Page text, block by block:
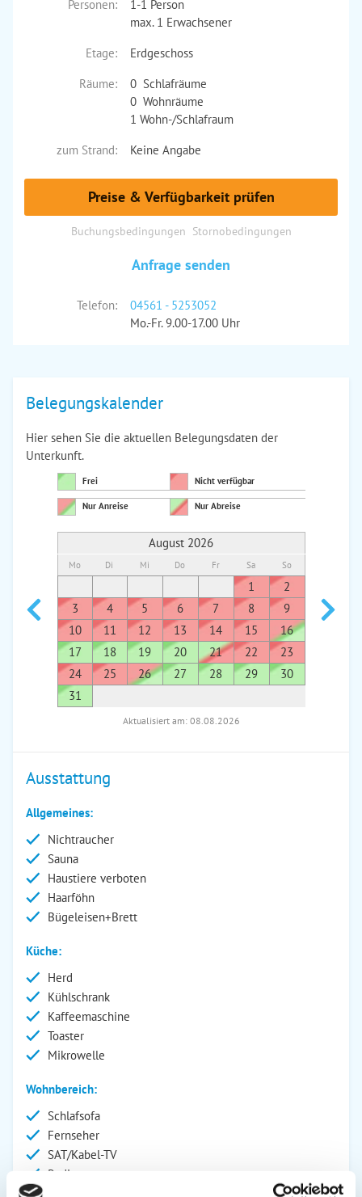
Personen:
1-1 Person
max. 1 Erwachsener
Etage:
Erdgeschoss
Räume:
0 Schlafräume
0 Wohnräume
1 Wohn-/Schlafraum
zum Strand:
Keine Angabe
Preise & Verfügbarkeit prüfen
Buchungsbedingungen Stornobedingungen
Anfrage senden
Telefon:
04561 - 5253052
Mo.-Fr. 9.00-17.00 Uhr
Belegungskalender
Hier sehen Sie die aktuellen Belegungsdaten der
Unterkunft.
Frei Nicht verfügbar
Nur Anreise Nur Abreise
August 2026
Mo Di Mi Do Fr Sa So
1
2
3
4 5 6 7 8
9
10
11 12 13 14 15
16
17
18 19 20 21 22
23
24
25 26 27 28 29
30
31
7
Aktualisiert am: 08.08.2026
Ausstattung
Allgemeines:
Nichtraucher
Sauna
Haustiere verboten
Haarföhn
Bügeleisen+Brett
Küche:
Herd
Kühlschrank
Kaffeemaschine
Toaster
Mikrowelle
Wohnbereich:
Schlafsofa
Fernseher
SAT/Kabel-TV
Radio